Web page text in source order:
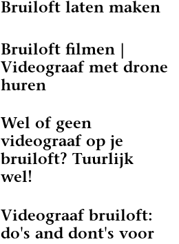
Bruiloft laten maken
Bruiloft filmen |
Videograaf met drone
huren
Wel of geen
videograaf op je
bruiloft? Tuurlijk
wel!
Videograaf bruiloft:
do's and dont's voor